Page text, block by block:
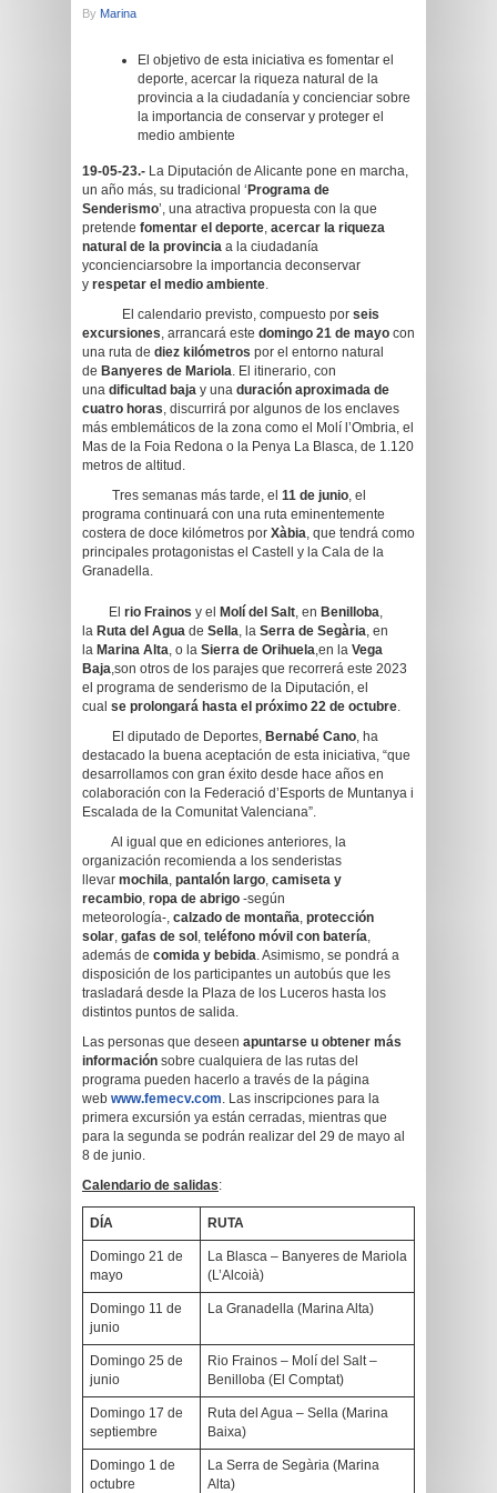
By Marina
El objetivo de esta iniciativa es fomentar el
deporte, acercar la riqueza natural de la
provincia a la ciudadanía y concienciar sobre
la importancia de conservar y proteger el
medio ambiente
19-05-23.- La Diputación de Alicante pone en marcha,
un año más, su tradicional ‘ Programa de
Senderismo’, una atractiva propuesta con la que
pretende fomentar el deporte, acercar la riqueza
natural de la provincia a la ciudadanía
yconcienciarsobre la importancia deconservar
y respetar el medio ambiente.
El calendario previsto, compuesto por seis
excursiones, arrancará este domingo 21 de mayo con
una ruta de diez kilómetros por el entorno natural
de Banyeres de Mariola. El itinerario, con
una dificultad baja y una duración aproximada de
cuatro horas, discurrirá por algunos de los enclaves
más emblemáticos de la zona como el Molí l’Ombria, el
Mas de la Foia Redona o la Penya La Blasca, de 1.120
metros de altitud.
Tres semanas más tarde, el 11 de junio, el
programa continuará con una ruta eminentemente
costera de doce kilómetros por Xàbia, que tendrá como
principales protagonistas el Castell y la Cala de la
Granadella.
El rio Frainos y el Molí del Salt, en Benilloba,
la Ruta del Agua de Sella, la Serra de Segària, en
la Marina Alta, o la Sierra de Orihuela,en la Vega
Baja,son otros de los parajes que recorrerá este 2023
el programa de senderismo de la Diputación, el
cual se prolongará hasta el próximo 22 de octubre.
El diputado de Deportes, Bernabé Cano, ha
destacado la buena aceptación de esta iniciativa, “que
desarrollamos con gran éxito desde hace años en
colaboración con la Federació d’Esports de Muntanya i
Escalada de la Comunitat Valenciana”.
Al igual que en ediciones anteriores, la
organización recomienda a los senderistas
llevar mochila, pantalón largo, camiseta y
recambio, ropa de abrigo -según
meteorología-, calzado de montaña, protección
solar, gafas de sol , teléfono móvil con batería,
además de comida y bebida. Asimismo, se pondrá a
disposición de los participantes un autobús que les
trasladará desde la Plaza de los Luceros hasta los
distintos puntos de salida.
Las personas que deseen apuntarse u obtener más
información sobre cualquiera de las rutas del
programa pueden hacerlo a través de la página
web www.femecv.com. Las inscripciones para la
primera excursión ya están cerradas, mientras que
para la segunda se podrán realizar del 29 de mayo al
8 de junio.
Calendario de salidas:
DÍA RUTA
Domingo 21 de
mayo
La Blasca – Banyeres de Mariola
(L’Alcoià)
Domingo 11 de
junio
La Granadella (Marina Alta)
Domingo 25 de
junio
Rio Frainos – Molí del Salt –
Benilloba (El Comptat)
Domingo 17 de
septiembre
Ruta del Agua – Sella (Marina
Baixa)
Domingo 1 de
octubre
La Serra de Segària (Marina
Alta)